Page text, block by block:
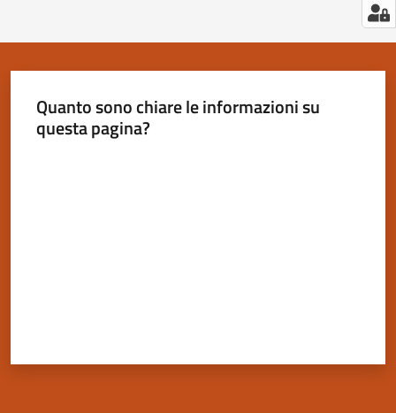
Quanto sono chiare le informazioni su
questa pagina?